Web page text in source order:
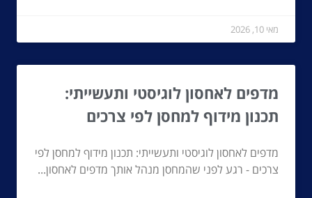
מאי 10, 2026
מדפים לאחסון לוגיסטי ותעשייתי:
תכנון מידוף למחסן לפי צרכים
מדפים לאחסון לוגיסטי ותעשייתי: תכנון מידוף למחסן לפי
צרכים - רגע לפני שהמחסן מנהל אותך מדפים לאחסון...